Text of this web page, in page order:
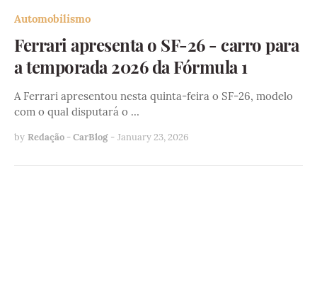
Automobilismo
Ferrari apresenta o SF-26 - carro para
a temporada 2026 da Fórmula 1
A Ferrari apresentou nesta quinta-feira o SF-26, modelo
com o qual disputará o …
by Redação - CarBlog - January 23, 2026